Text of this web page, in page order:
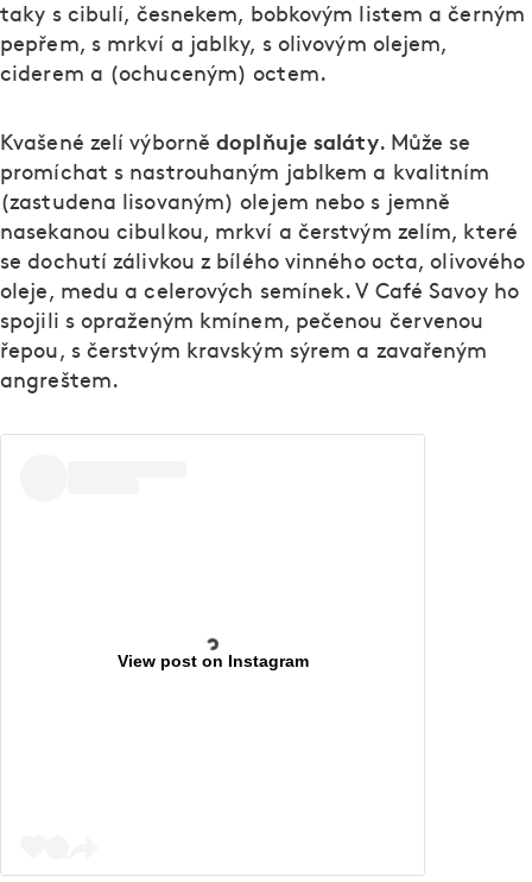
taky s cibulí, česnekem, bobkovým listem a černým
pepřem, s mrkví a jablky, s olivovým olejem,
ciderem a (ochuceným) octem.
Kvašené zelí výbornědoplňuje saláty. Může se
promíchat s nastrouhaným jablkem a kvalitním
(zastudena lisovaným) olejem nebo s jemně
nasekanou cibulkou, mrkví a čerstvým zelím, které
se dochutí zálivkou z bílého vinného octa, olivového
oleje, medu a celerových semínek. V Café Savoy ho
spojili s opraženým kmínem, pečenou červenou
řepou, s čerstvým kravským sýrem a zavařeným
angreštem.
View post on Instagram